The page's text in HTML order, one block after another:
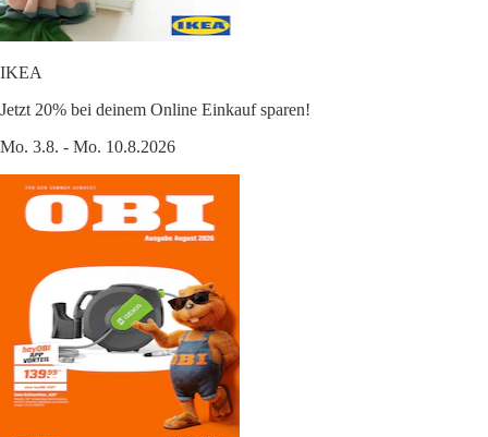
IKEA
Jetzt 20% bei deinem Online Einkauf sparen!
Mo. 3.8. - Mo. 10.8.2026